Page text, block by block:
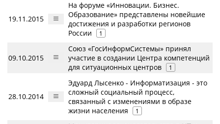
19.11.2015
На форуме «Инновации. Бизнес.
Образование» представлены новейшие
достижения и разработки регионов
России
1
09.10.2015
Союз «ГосИнформСистемы» принял
участие в создании Центра компетенций
для ситуационных центров
1
28.10.2014
Эдуард Лысенко - Информатизация - это
сложный социальный процесс,
связанный с изменениями в образе
жизни населения
1